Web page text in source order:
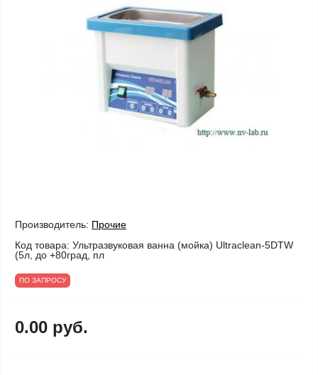
Производитель: Прочие
Код товара: Ультразвуковая ванна (мойка) Ultraclean-5DTW
(5л, до +80град, пл
ПО ЗАПРОСУ
0.00 руб.